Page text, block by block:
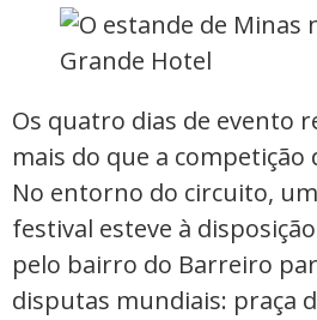
Os quatro dias de evento
mais do que a
No entorno do circuito,
festival esteve à
pelo bairro do Barreiro
disputas mundiais: praça